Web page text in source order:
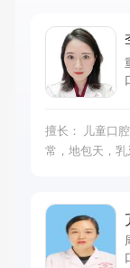
擅长： 儿童口腔（牙体牙髓，舌系带过短，唇系带富丽异
常，地包天，